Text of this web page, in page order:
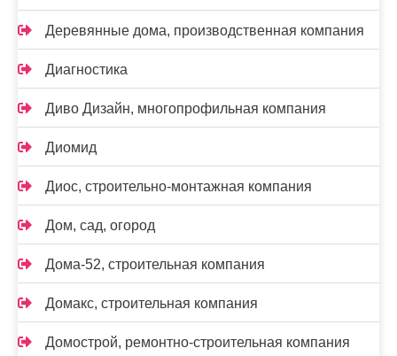
Деревянные дома, производственная компания
Диагностика
Диво Дизайн, многопрофильная компания
Диомид
Диос, строительно-монтажная компания
Дом, сад, огород
Дома-52, строительная компания
Домакс, строительная компания
Домострой, ремонтно-строительная компания